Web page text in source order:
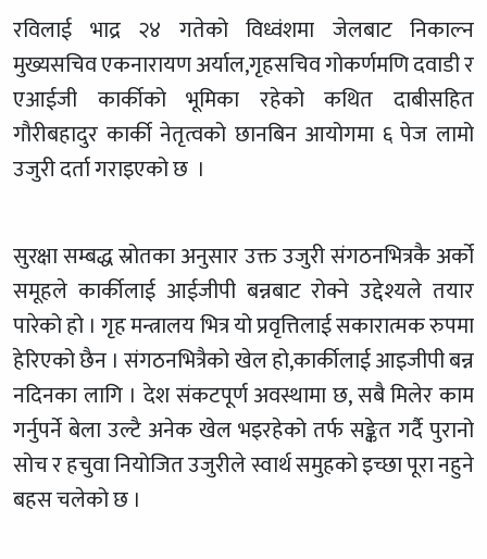
रविलाई भाद्र २४ गतेको विध्वंशमा जेलबाट निकाल्न
मुख्यसचिव एकनारायण अर्याल,गृहसचिव गोकर्णमणि दवाडी र
एआईजी कार्कीको भूमिका रहेको कथित दाबीसहित
गौरीबहादुर कार्की नेतृत्वको छानबिन आयोगमा ६ पेज लामो
उजुरी दर्ता गराइएको छ ।
सुरक्षा सम्बद्ध स्रोतका अनुसार उक्त उजुरी संगठनभित्रकै अर्को
समूहले कार्कीलाई आईजीपी बन्नबाट रोक्ने उद्देश्यले तयार
पारेको हो । गृह मन्त्रालय भित्र यो प्रवृत्तिलाई सकारात्मक रुपमा
हेरिएको छैन । संगठनभित्रैको खेल हो,कार्कीलाई आइजीपी बन्न
नदिनका लागि । देश संकटपूर्ण अवस्थामा छ, सबै मिलेर काम
गर्नुपर्ने बेला उल्टै अनेक खेल भइरहेको तर्फ सङ्केत गर्दै पुरानो
सोच र हचुवा नियोजित उजुरीले स्वार्थ समुहको इच्छा पूरा नहुने
बहस चलेको छ ।